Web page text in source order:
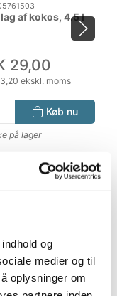
og
medier og til
oplysninger om
af kokos, 4.5 l
29,00
ekskl. moms
Køb nu
på lager